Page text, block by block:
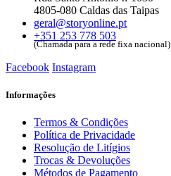
4805-080 Caldas das Taipas
geral@storyonline.pt
+351 253 778 503
(Chamada para a rede fixa nacional)
Facebook Instagram
Informações
Termos & Condições
Política de Privacidade
Resolução de Litígios
Trocas & Devoluções
Métodos de Pagamento